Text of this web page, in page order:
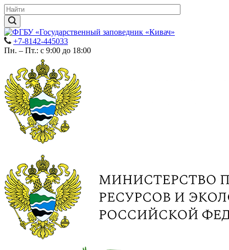
+7-8142-445033
Пн. – Пт.: с 9:00 до 18:00